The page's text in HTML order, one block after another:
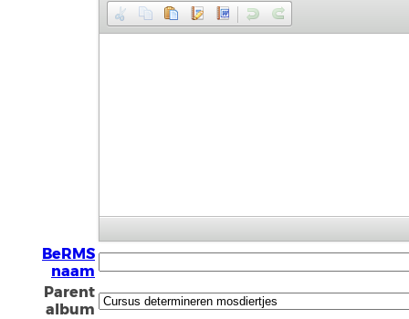
BeRMS
naam
Parent
album